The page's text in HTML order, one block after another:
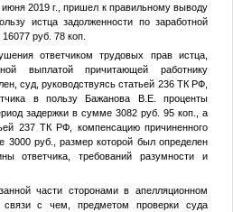
2019 г., пришел к правильному выводу
истца задолженности по заработной
руб. 78 коп.
ответчиком трудовых прав истца,
выплатой причитающей работнику
суд, руководствуясь статьей 236 ТК РФ,
в пользу Бажанова В.Е. проценты
задержки в сумме 3082 руб. 95 коп., а
237 ТК РФ, компенсацию причиненного
руб., размер которой был определен
ответчика, требований разумности и
части сторонами в апелляционном
с чем, предметом проверки суда